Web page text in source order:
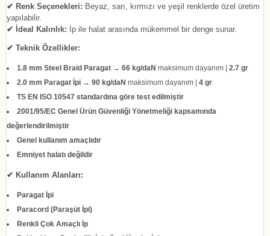
✔ Renk Seçenekleri: Beyaz, sarı, kırmızı ve yeşil renklerde özel üretim
yapılabilir.
✔ İdeal Kalınlık: İp ile halat arasında mükemmel bir denge sunar.
✔ Teknik Özellikler:
1.8 mm Steel Braid Paragat → 66 kg/daN maksimum dayanım | 2.7 gr
2.0 mm Paragat İpi → 90 kg/daN maksimum dayanım | 4 gr
TS EN ISO 10547 standardına göre test edilmiştir
2001/95/EC Genel Ürün Güvenliği Yönetmeliği kapsamında
değerlendirilmiştir
Genel kullanım amaçlıdır
Emniyet halatı değildir
✔ Kullanım Alanları:
Paragat İpi
Paracord (Paraşüt İpi)
Renkli Çok Amaçlı İp